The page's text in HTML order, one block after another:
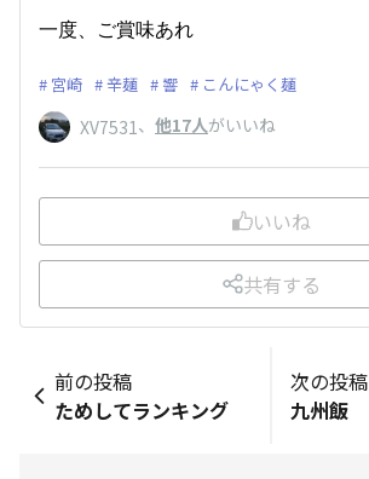
一度、ご賞味あれ
宮崎 辛麺 響 こんにゃく麺
XV7531 、 他17人がいいね
いいね
共有する
前の投稿
ためしてランキング
次の投稿
九州飯